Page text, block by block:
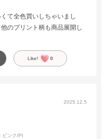
て全色買いしちゃいまし
のプリント柄も商品展開し
Like! 0
2025.12.5
ピンク/PI